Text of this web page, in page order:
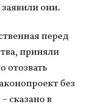
они.
перед
приняли
отозвать
без
– сказано в